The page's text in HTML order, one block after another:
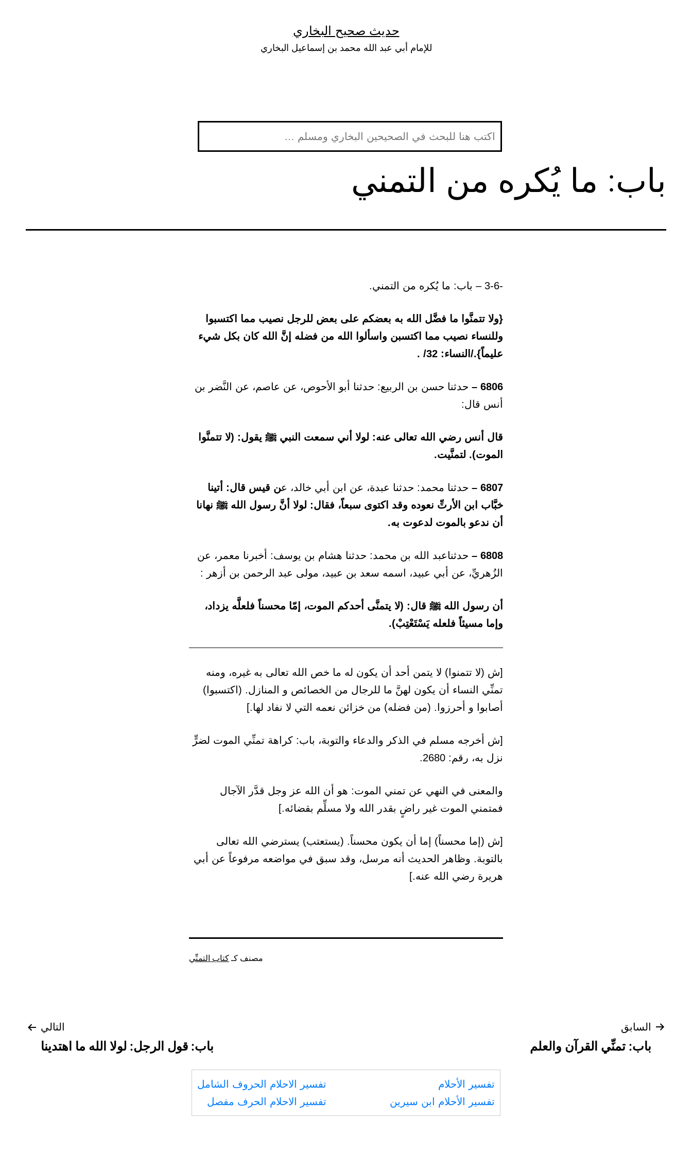
حديث صحيح البخاري
للإمام أبي عبد الله محمد بن إسماعيل البخاري
باب: ما يُكره من التمني
-3-6 – باب: ما يُكره من التمني.
{ولا تتمنَّوا ما فضَّل الله به بعضكم على بعض للرجل نصيب مما اكتسبوا
وللنساء نصيب مما اكتسبن واسألوا الله من فضله إنَّ الله كان بكل شيء
عليماً}./النساء: 32/ .
6806 –
حدثنا حسن بن الربيع: حدثنا أبو الأحوص، عن عاصم، عن النَّضر بن
أنس قال:
قال أنس رضي الله تعالى عنه: لولا أني سمعت النبي ﷺ يقول: (لا تتمنَّوا
الموت). لتمنَّيت.
6807 – حدثنا محمد: حدثنا عبدة، عن ابن أبي خالد، عن قيس قال: أتينا
خبَّاب ابن الأرتِّ نعوده وقد اكتوى سبعاً، فقال: لولا أنَّ رسول الله ﷺ نهانا
أن ندعو بالموت لدعوت به.
6808 –
حدثناعبد الله بن محمد: حدثنا هشام بن يوسف: أخبرنا معمر، عن
الزُهريِّ، عن أبي عبيد، اسمه سعد بن عبيد، مولى عبد الرحمن بن أزهر :
أن رسول الله ﷺ قال: (لا يتمنَّى أحدكم الموت، إمّا محسناً فلعلَّه يزداد،
وإما مسيئاً فلعله يَسْتَعْتِبْ).
[ش (لا تتمنوا) لا يتمن أحد أن يكون له ما خص الله تعالى به غيره، ومنه
تمنِّي النساء أن يكون لهنَّ ما للرجال من الخصائص و المنازل. (اكتسبوا)
أصابوا و أحرزوا. (من فضله) من خزائن نعمه التي لا نفاد لها.]
[ش أخرجه مسلم في الذكر والدعاء والتوبة، باب: كراهة تمنِّي الموت لضرٍّ
نزل به، رقم: 2680.
والمعنى في النهي عن تمني الموت: هو أن الله عز وجل قدَّر الآجال
فمتمني الموت غير راضٍ بقدر الله ولا مسلِّم بقضائه.]
[ش (إما محسناً) إما أن يكون محسناً. (يستعتب) يسترضي الله تعالى
بالتوبة. وظاهر الحديث أنه مرسل، وقد سبق في مواضعه مرفوعاً عن أبي
هريرة رضي الله عنه.]
مصنف كـ كتاب التمنِّي
تصفّح
المقالات
السابق
باب: تمنِّي القرآن والعلم
التالي
باب: قول الرجل: لولا الله ما اهتدينا
تفسير الأحلام
تفسير الأحلام ابن سيرين
تفسير الاحلام الحروف الشامل
تفسير الاحلام الحرف مفصل